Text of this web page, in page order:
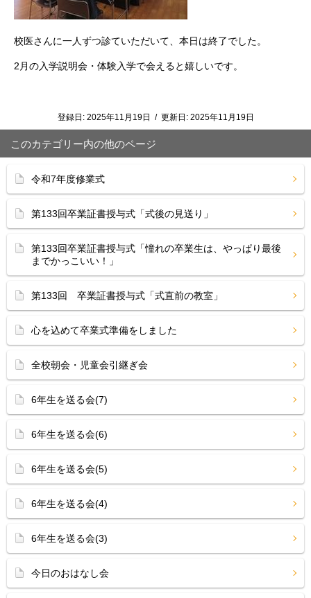
校医さんに一人ずつ診ていただいて、本日は終了でした。
2月の入学説明会・体験入学で会えると嬉しいです。
登録日: 2025年11月19日 / 更新日: 2025年11月19日
このカテゴリー内の他のページ
令和7年度修業式
第133回卒業証書授与式「式後の見送り」
第133回卒業証書授与式「憧れの卒業生は、やっぱり最後
までかっこいい！」
第133回 卒業証書授与式「式直前の教室」
心を込めて卒業式準備をしました
全校朝会・児童会引継ぎ会
6年生を送る会(7)
6年生を送る会(6)
6年生を送る会(5)
6年生を送る会(4)
6年生を送る会(3)
今日のおはなし会